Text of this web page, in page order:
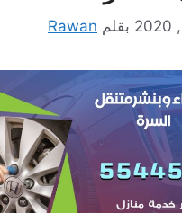
بقلم Rawan